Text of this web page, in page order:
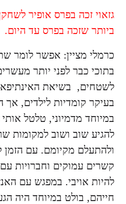
גזאוי זכה בפרס אופיר
ביותר שזכה בפרס עד היום.
כרמלי מציין: אפשר לומר
בתוכי כבר לפני יותר
לשטחים, בשיאת
בעיקר קומדיות לילדים,
במיוחד מדמיוני, טלטל
להגיע שוב ושוב למקומות
ולהתעלם מקיומם. עם הזמן
קשרים עמוקים וחברויות
להיות אויבי. במפגש עם
חייהם, בולט במיוחד היה